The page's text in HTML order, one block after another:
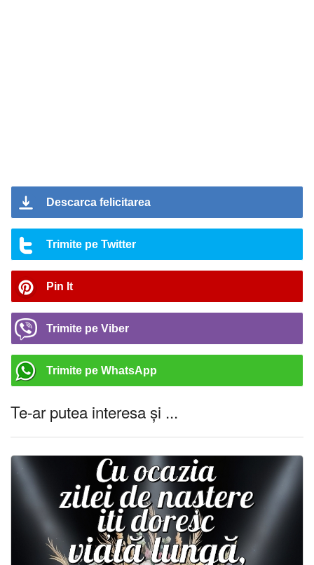
Descarca felicitarea
Trimite pe Twitter
Pin It
Trimite pe Viber
Trimite pe WhatsApp
Te-ar putea interesa și ...